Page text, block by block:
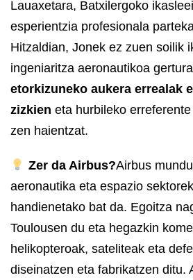
Lauaxetara, Batxilergoko
esperientzia profesionala
Hitzaldian, Jonek ez zuen soilik
ingeniaritza aeronautikoa
etorkizuneko aukera errealak
zizkien eta hurbileko
zen haientzat.
Zer da Airbus?Airbus
aeronautika eta espazio
handienetako bat da. Egoitza
Toulousen du eta hegazkin
helikopteroak, sateliteak eta
diseinatzen eta fabrikatzen ditu.